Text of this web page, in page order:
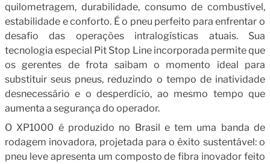
quilometragem, durabilidade, consumo de combustível,
estabilidade e conforto. É o pneu perfeito para enfrentar o
desafio das operações intralogísticas atuais. Sua
tecnologia especial Pit Stop Line incorporada permite que
os gerentes de frota saibam o momento ideal para
substituir seus pneus, reduzindo o tempo de inatividade
desnecessário e o desperdício, ao mesmo tempo que
aumenta a segurança do operador.
O XP1000 é produzido no Brasil e tem uma banda de
rodagem inovadora, projetada para o êxito sustentável: o
pneu leve apresenta um composto de fibra inovador feito